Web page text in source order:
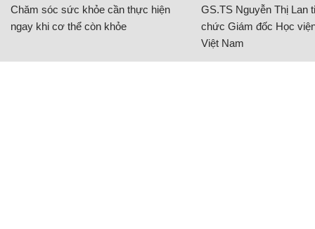
Chăm sóc sức khỏe cần thực hiện
ngay khi cơ thể còn khỏe
GS.TS Nguyễn Thị Lan
chức Giám đốc Học
Việt Nam